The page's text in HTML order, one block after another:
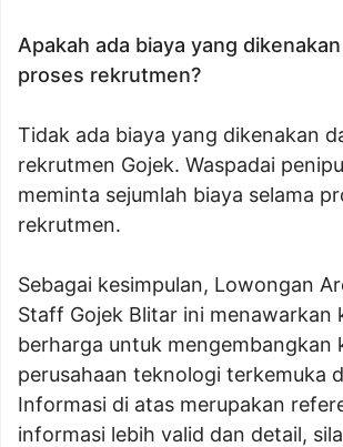
Apakah ada biaya yang
proses rekrutmen?
Tidak ada biaya yang dikenakan
rekrutmen Gojek. Waspadai
meminta sejumlah biaya selama
rekrutmen.
Sebagai kesimpulan, Lowongan
Staff Gojek Blitar ini menawarkan
berharga untuk mengembangkan
perusahaan teknologi terkemuka
Informasi di atas merupakan
informasi lebih valid dan detail,